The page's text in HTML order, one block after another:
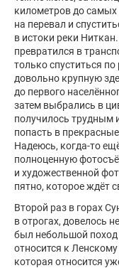
километров до самых
на перевал и
в истоки реки
превратился в
только спуститься
довольно крупную
до первого
затем выбрались в
получилось трудным
попасть в
Надеюсь, когда-то
полноценную
и художественной
пятно, которое ждёт
Второй раз в горах
в отрогах, довелось
был небольшой поход
относится к
которая относится